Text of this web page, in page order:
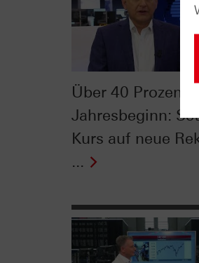
Über 40 Prozent
Jahresbeginn:
Kurs auf neue
...